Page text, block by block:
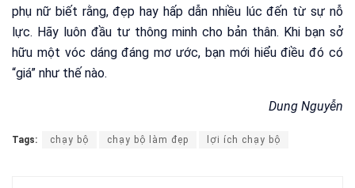
phụ nữ biết rằng, đẹp hay hấp dẫn nhiều lúc đến từ sự nỗ
lực. Hãy luôn đầu tư thông minh cho bản thân. Khi bạn sở
hữu một vóc dáng đáng mơ ước, bạn mới hiểu điều đó có
“giá” như thế nào.
Dung Nguyễn
Tags: chạy bộ chạy bộ làm đẹp lợi ích chạy bộ